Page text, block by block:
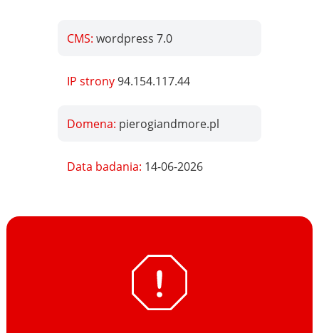
CMS:wordpress 7.0
IP strony94.154.117.44
Domena: pierogiandmore.pl
Data badania: 14-06-2026